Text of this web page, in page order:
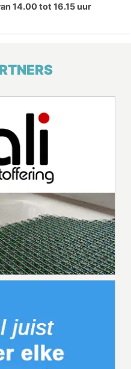
14.00 tot 16.15 uur